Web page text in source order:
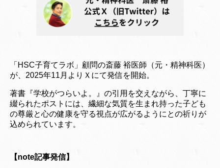
「HSC子育てラボ」顧問の斎藤 裕医師（元・精神科医）
が、2025年11月よりＸにて発信を開始。
著書『学校がつらいよ。』の引用を交えながら、丁寧に
綴られたポストには、繊細な気質を生まれ持った子ども
の尊厳と心の健康を守る視点が広がるようにとの祈りが
込められています。
【note記事発信】